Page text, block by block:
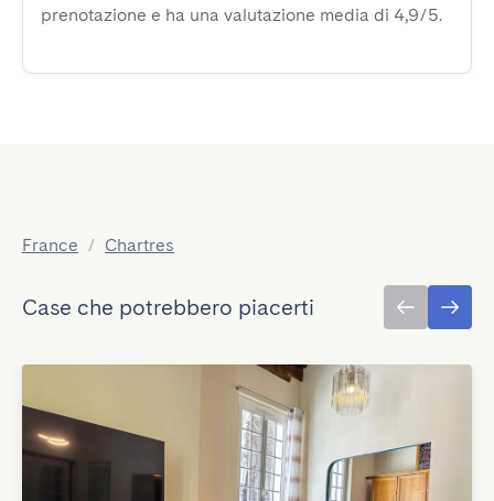
prenotazione e ha una valutazione media di 4,9/5.
France / Chartres
Case che potrebbero piacerti